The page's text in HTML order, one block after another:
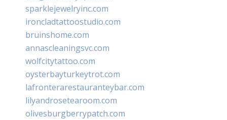
sparklejewelryinc.com
ironcladtattoostudio.com
bruinshome.com
annascleaningsvc.com
wolfcitytattoo.com
oysterbayturkeytrot.com
lafronterarestauranteybar.com
lilyandrosetearoom.com
olivesburgberrypatch.com